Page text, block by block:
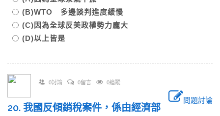
(B)WTO 多邊談判進度緩慢
(C)因為全球反美政權勢力龐大
(D)以上皆是
0討論 0留言 0追蹤
問題討論
20. 我國反傾銷稅案件，係由經濟部